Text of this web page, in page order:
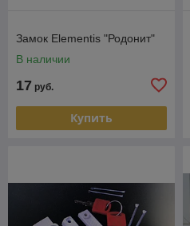
Замок Elementis "Родонит"
В наличии
17 руб.
Купить